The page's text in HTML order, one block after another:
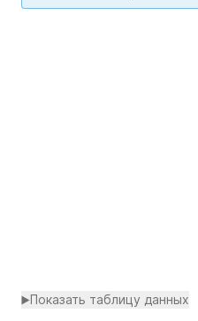
Показать таблицу данных